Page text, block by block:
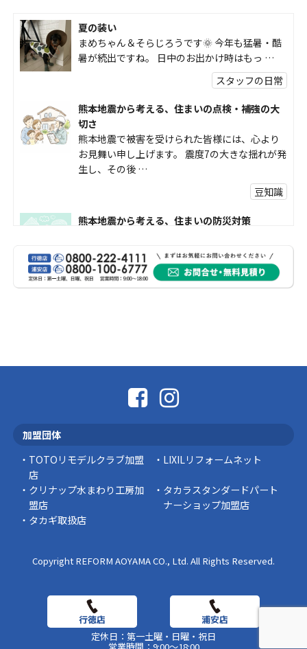
夏の装い
まめちゃん＆そらじろうです🌞 今年も猛暑・酷
暑が続出ですね。 日中のお出かけ時はもっ …
スタッフの日常
熊本地震から考える、住まいの点検・補強の大
切さ
熊本地震で被害を受けられた皆様には、心より
お見舞い申し上げます。 震度7の大きな揺れが発
生し、その後 …
豆知識
熊本地震から考える、住まいの防災対策
受けられた皆様に、心よりお見舞い申し上げま
す。 今回の地震 …
社長コラム
スタッフの日常
加盟団体
TOTOリモデルクラブ加盟
店
LIXILリフォームネット
クリナップ水まわり工房加
盟店
タカラスタンダードパート
ナーショップ加盟店
タカギ取扱店
Copyright REFORM AOYAMA CO., Ltd. All Rights Reserved.
定休日：第一土曜・日曜・祝日
営業時間：9:00～18:00